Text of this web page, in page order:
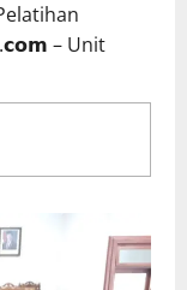
– Unit